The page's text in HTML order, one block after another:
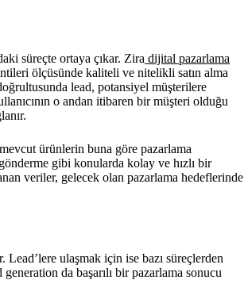
süreçte ortaya çıkar. Zira dijital pazarlama
ölçüsünde kaliteli ve nitelikli satın alma
lead, potansiyel müşterilere
o andan itibaren bir müşteri olduğu
ürünlerin buna göre pazarlama
gibi konularda kolay ve hızlı bir
veriler, gelecek olan pazarlama hedeflerinde
ulaşmak için ise bazı süreçlerden
da başarılı bir pazarlama sonucu